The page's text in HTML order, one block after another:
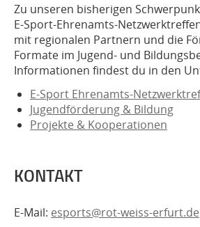
Zu unseren bisherigen
E-Sport-Ehrenamts-
mit regionalen Partnern und die
Formate im Jugend- und
Informationen findest du in den
E-Sport Ehrenamts-
Jugendförderung & Bildung
Projekte & Kooperationen
KONTAKT
E-Mail: esports@rot-weiss-erfurt.de